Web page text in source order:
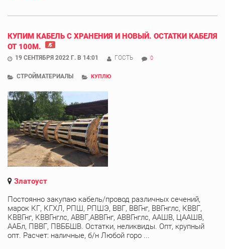
КУПИМ КАБЕЛЬ С ХРАНЕНИЯ И НОВЫЙ. ОСТАТКИ КАБЕЛЯ
ОТ 100М.
19 СЕНТЯБРЯ 2022 Г. В 14:01 ГОСТЬ 0
СТРОЙМАТЕРИАЛЫ КУПЛЮ
Златоуст
Постоянно закупаю кабель/провод различных сечений,
марок КГ, КГХЛ, РПШ, РПШЭ, ВВГ, ВВГнг, ВВГнглс, КВВГ,
КВВГнг, КВВГнглс, АВВГ,АВВГнг, АВВГнглс, ААШВ, ЦААШВ,
ААБл, ПВВГ, ПВББШВ. Остатки, неликвиды. Опт, крупный
опт. Расчет: наличные, б/н Любой горо ...